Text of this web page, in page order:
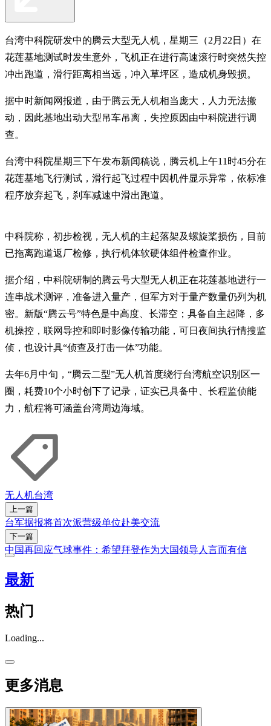
台湾中科院研发中的腾云大型无人机，星期三（2月22日）在
花莲基地测试时发生意外，飞机正在进行高速滚行时突然失控
冲出跑道，滑行距离相当远，冲入草坪区，造成机身毁损。
据中时新闻网报道，由于腾云无人机相当庞大，人力无法搬
动，因此基地出动大型吊车吊离，失控原因由中科院进行调
查。
台湾中科院星期三下午发布新闻稿说，腾云机上午11时45分在
花莲基地飞行测试，滑行起飞过程中因机件显示异常，依标准
程序放弃起飞，刹车减速中滑出跑道。
中科院称，初步检视，无人机的主起落架及螺旋桨损伤，目前
已拖离跑道返厂检修，执行机体软硬体组件检查作业。
据介绍，中科院研制的腾云号大型无人机正在花莲基地进行一
连串战术测评，准备进入量产，但军方对于量产数量仍列为机
密。新版“腾云号”特色是中高度、长滞空；具备自主起降，多
机操控，联网导控和即时影像传输功能，可日夜间执行情搜监
侦，也设计具“侦查及打击一体”功能。
去年6月中旬，“腾云二型”无人机首度绕行台湾航空识别区一
圈，耗费10个小时创下了记录，证实已具备中、长程监侦能
力，航程将可涵盖台湾周边海域。
无人机台湾
上一篇
台军据报将首次派营级单位赴美交流
下一篇
中国再回应气球事件：希望拜登作为大国领导人言而有信
最新
热门
Loading...
更多消息